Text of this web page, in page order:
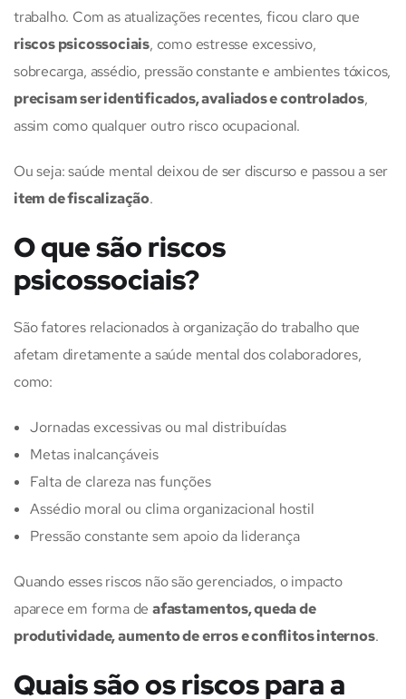
trabalho. Com as atualizações recentes, ficou claro que
riscos psicossociais, como estresse excessivo,
sobrecarga, assédio, pressão constante e ambientes tóxicos,
precisam ser identificados, avaliados e controlados,
assim como qualquer outro risco ocupacional.
Ou seja: saúde mental deixou de ser discurso e passou a ser
item de fiscalização.
O que são riscos
psicossociais?
São fatores relacionados à organização do trabalho que
afetam diretamente a saúde mental dos colaboradores,
como:
Jornadas excessivas ou mal distribuídas
Metas inalcançáveis
Falta de clareza nas funções
Assédio moral ou clima organizacional hostil
Pressão constante sem apoio da liderança
Quando esses riscos não são gerenciados, o impacto
aparece em forma deafastamentos, queda de
produtividade, aumento de erros e conflitos internos.
Quais são os riscos para a